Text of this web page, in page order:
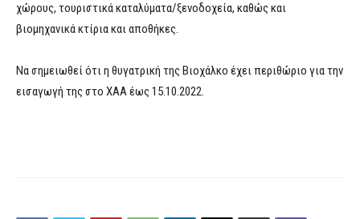
χώρους, τουριστικά καταλύματα/ξενοδοχεία, καθώς και
βιομηχανικά κτίρια και αποθήκες.
Να σημειωθεί ότι η θυγατρική της Βιοχάλκο έχει περιθώριο για την
εισαγωγή της στο ΧΑΑ έως 15.10.2022.